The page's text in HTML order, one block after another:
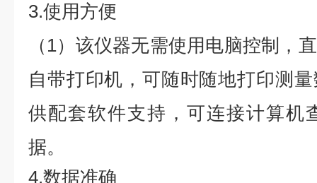
3.使用方便
（1）该仪器无需使用电脑控制，
自带打印机，可随时随地打印测
供配套软件支持，可连接计算机
据。
4.数据准确